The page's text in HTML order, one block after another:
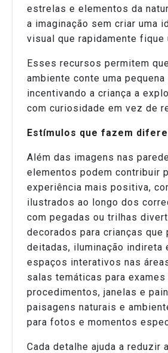
estrelas e elementos da
a imaginação sem criar uma
visual que rapidamente fique
Esses recursos permitem
ambiente conte uma
incentivando a criança a
com curiosidade em vez de
Estímulos que fazem
Além das imagens nas
elementos podem contribuir
experiência mais positiva,
ilustrados ao longo dos
com pegadas ou trilhas
decorados para crianças que
deitadas, iluminação indireta
espaços interativos nas
salas temáticas para exames
procedimentos, janelas e
paisagens naturais e
para fotos e momentos
Cada detalhe ajuda a reduzir